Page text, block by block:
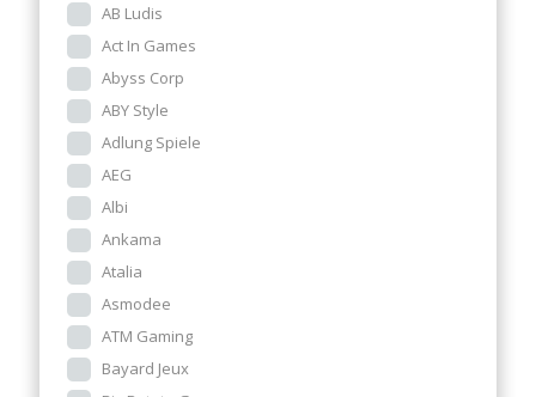
AB Ludis
Act In Games
Abyss Corp
ABY Style
Adlung Spiele
AEG
Albi
Ankama
Atalia
Asmodee
ATM Gaming
Bayard Jeux